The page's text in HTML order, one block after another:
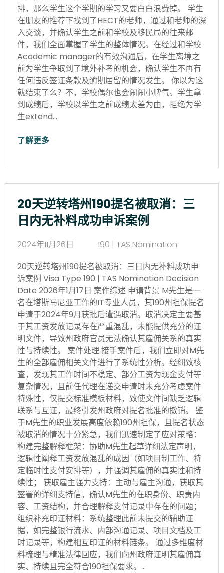
排，那么学生这个学期的学习又要白白浪费掉。 学生
在朋友的推荐下找到了HECT的老师，通过和老师的深
入交谈，并确认学生之前和学校及移民局的往来邮
件，我们全面掌握了学生的整体情况。在经过和学校
Academic manager的有效沟通后，在学生离境之
前为学生争取到了境外补考的机会，确认学生不再有
任何违反签证条款及逾期居留的情况发生。 你以为这
就结束了么？不，学校偶尔也会闹闹小脾气。学生拿
到成绩后，学校以学生之前成绩太差为由，拒绝为学
生extend…
了解更多
20天逆转塔州190提名被取消：三
日内无补料成功申诉案例
2024年11月26日
190 | TAS Nomination
20天逆转塔州190提名被取消：三日内无补料成功申
诉案例 Visa Type 190 | TAS Nomination Decision
Date 2026年1月17日 案件综述 申请背景 M先生是一
名在塔斯马尼亚工作的IT专业人员，其190州担保提名
申请于2024年9月获批后遭遇取消。取消决定主要基
于其工资发放记录存在严重混乱，未能提供充分的证
明文件，导致州政府官员无法确认其雇佣关系的真实
性与持续性。 案件处理 接手案件后，我们立即对M先
生的全部雇佣相关文件进行了系统性分析。经细致核
查，发现其工作时间不稳定、部分工资为现金支付等
复杂情况，且前任代理在递交申请时未充分考虑案件
特殊性，仅提交标准模板材料，致使文件间缺乏逻辑
联系与互证，最终引发州政府对提名批准的撤销。 鉴
于M先生的职业发展高度依赖190州担保，且提名状态
被取消的情况十分紧急，我们迅速制定了应对策略：
构建完整解释框架：协助M先生起草详细法定声明，
逻辑性阐释工资发放混乱的成因（如项目制工作、特
定临时性支付安排等），并强调其雇佣的真实性和持
续性； 获取雇主强力支持：主动与雇主沟通，获取其
签署的详细支持信，确认M先生的在职身份、职责内
容、工资结构，并合理解释支付记录中存在的问题；
组织补充印证材料：系统整理此前未提交的辅助证
据，如完整银行流水、内部沟通记录、项目文档及工
时记录等，构建相互印证的材料链条。 通过多维度材
料梳理与精准法律回应，我们向州政府证明其雇佣真
实、持续且完全符合190担保要求。…